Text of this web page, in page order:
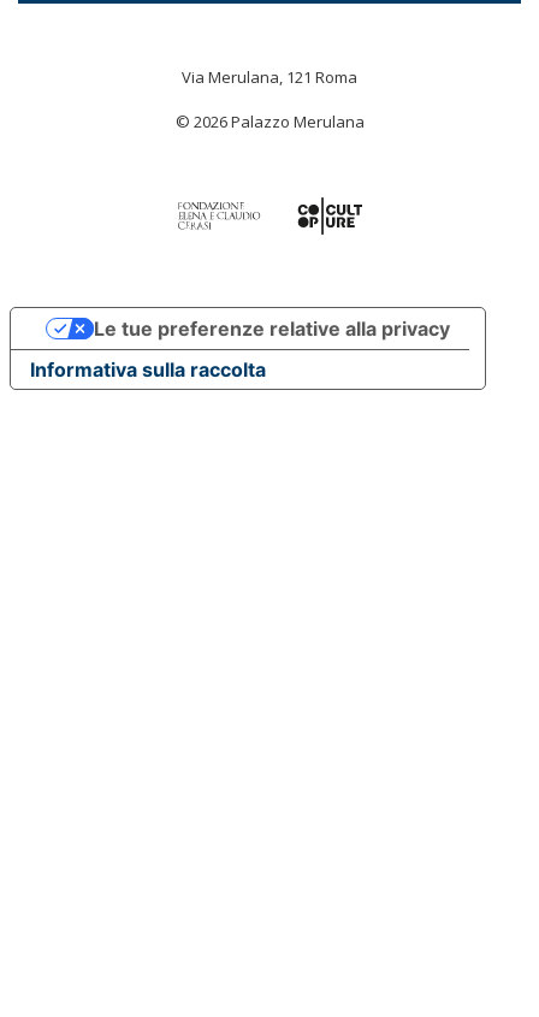
Via Merulana, 121 Roma
© 2026 Palazzo Merulana
Informativa sulla raccolta
Le tue preferenze relative alla privacy